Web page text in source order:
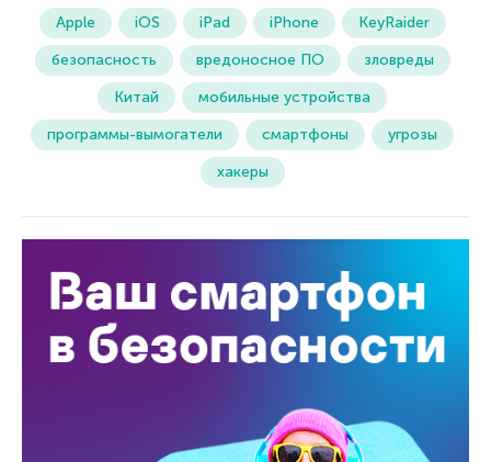
Apple iOS iPad iPhone
KeyRaider
безопасность
вредоносное ПО
зловреды
Китай
мобильные устройства
программы-вымогатели
смартфоны
угрозы
хакеры